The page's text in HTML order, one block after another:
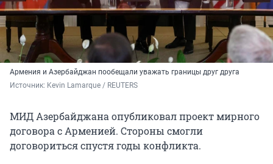
Армения и Азербайджан пообещали уважать границы друг друга
Источник: Kevin Lamarque / REUTERS
МИД Азербайджана опубликовал проект мирного
договора с Арменией. Стороны смогли
договориться спустя годы конфликта.